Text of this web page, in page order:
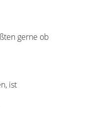
gerne ob
ist